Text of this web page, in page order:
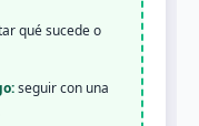
qué sucede o
seguir con una